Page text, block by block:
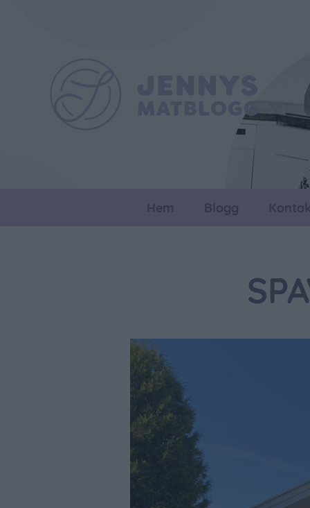
Hem Blogg